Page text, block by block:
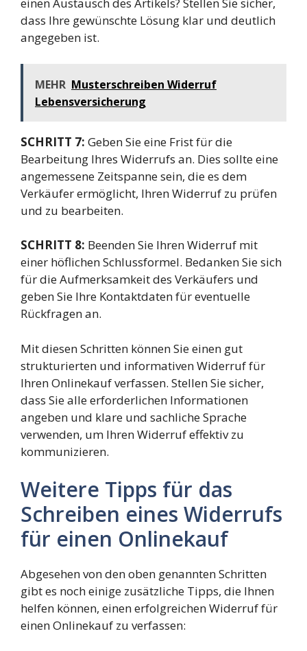
dass Ihre gewünschte Lösung klar und deutlich
angegeben ist.
MEHR Musterschreiben Widerruf
Lebensversicherung
SCHRITT 7: Geben Sie eine Frist für die
Bearbeitung Ihres Widerrufs an. Dies sollte eine
angemessene Zeitspanne sein, die es dem
Verkäufer ermöglicht, Ihren Widerruf zu prüfen
und zu bearbeiten.
SCHRITT 8: Beenden Sie Ihren Widerruf mit
einer höflichen Schlussformel. Bedanken Sie sich
für die Aufmerksamkeit des Verkäufers und
geben Sie Ihre Kontaktdaten für eventuelle
Rückfragen an.
Mit diesen Schritten können Sie einen gut
strukturierten und informativen Widerruf für
Ihren Onlinekauf verfassen. Stellen Sie sicher,
dass Sie alle erforderlichen Informationen
angeben und klare und sachliche Sprache
verwenden, um Ihren Widerruf effektiv zu
kommunizieren.
Weitere Tipps für das
Schreiben eines Widerrufs
für einen Onlinekauf
Abgesehen von den oben genannten Schritten
gibt es noch einige zusätzliche Tipps, die Ihnen
helfen können, einen erfolgreichen Widerruf für
einen Onlinekauf zu verfassen: